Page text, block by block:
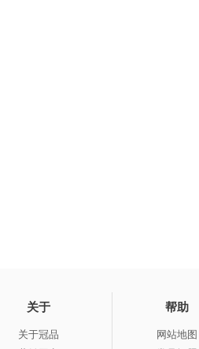
关于
关于冠品
帮助
网站地图